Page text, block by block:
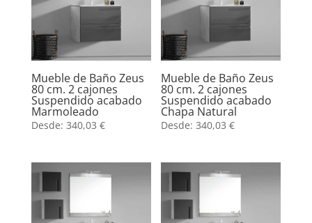
Mueble de Baño Zeus
80 cm. 2 cajones
Suspendido acabado
Marmoleado
Desde: 340,03 €
Mueble de Baño Zeus
80 cm. 2 cajones
Suspendido acabado
Chapa Natural
Desde:340,03€